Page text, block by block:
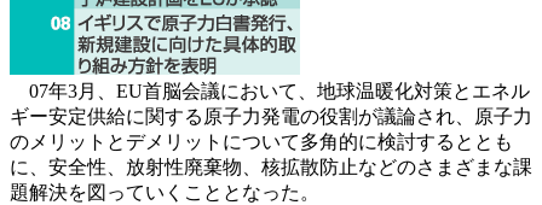
07年3月、EU首脳会議において、地球温暖化対策とエネル
ギー安定供給に関する原子力発電の役割が議論され、原子力
のメリットとデメリットについて多角的に検討するととも
に、安全性、放射性廃棄物、核拡散防止などのさまざまな課
題解決を図っていくこととなった。